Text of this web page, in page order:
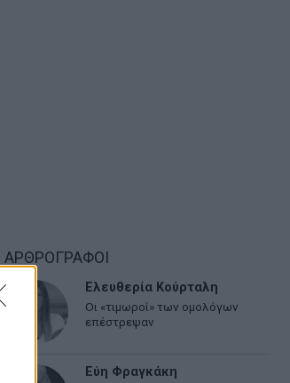
ΑΡΘΡΟΓΡΑΦΟΙ
Ελευθερία Κούρταλη
Οι «τιμωροί» των ομολόγων
επέστρεψαν
Εύη Φραγκάκη